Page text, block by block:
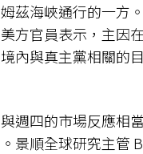
茲海峽通行的一方
方官員表示，主因
內與真主黨相關的
週四的市場反應相
景順全球研究主管